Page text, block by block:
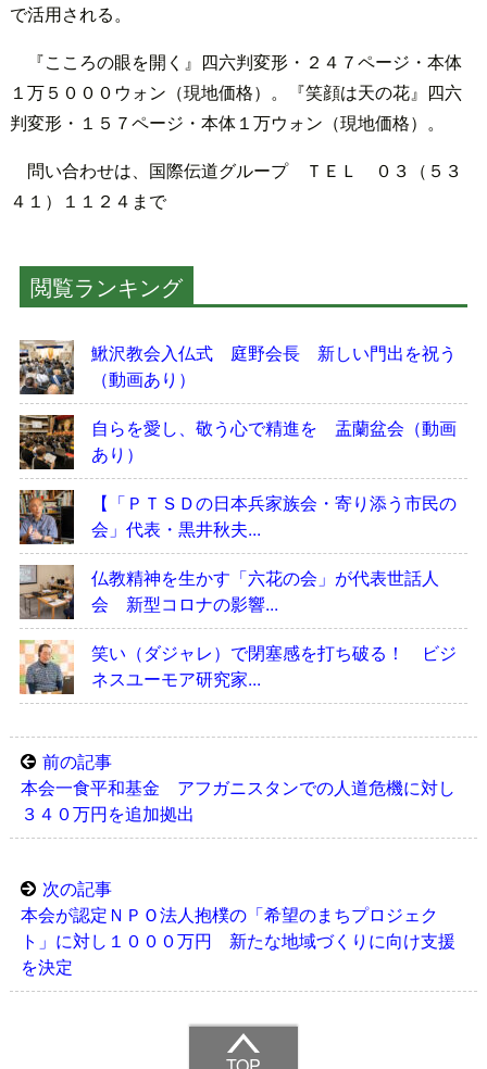
で活用される。
『こころの眼を開く』四六判変形・２４７ページ・本体
１万５０００ウォン（現地価格）。『笑顔は天の花』四六
判変形・１５７ページ・本体１万ウォン（現地価格）。
問い合わせは、国際伝道グループ ＴＥＬ ０３（５３
４１）１１２４まで
閲覧ランキング
鰍沢教会入仏式 庭野会長 新しい門出を祝う
（動画あり）
自らを愛し、敬う心で精進を 盂蘭盆会（動画
あり）
【「ＰＴＳＤの日本兵家族会・寄り添う市民の
会」代表・黒井秋夫...
仏教精神を生かす「六花の会」が代表世話人
会 新型コロナの影響...
笑い（ダジャレ）で閉塞感を打ち破る！ ビジ
ネスユーモア研究家...
前の記事
本会一食平和基金 アフガニスタンでの人道危機に対し
３４０万円を追加拠出
次の記事
本会が認定ＮＰＯ法人抱樸の「希望のまちプロジェク
ト」に対し１０００万円 新たな地域づくりに向け支援
を決定